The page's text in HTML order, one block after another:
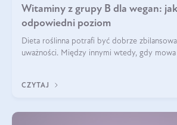
Witaminy z grupy B dla wegan:
odpowiedni poziom
Dieta roślinna potrafi być dobrze
uważności. Między innymi wtedy, gdy
CZYTAJ